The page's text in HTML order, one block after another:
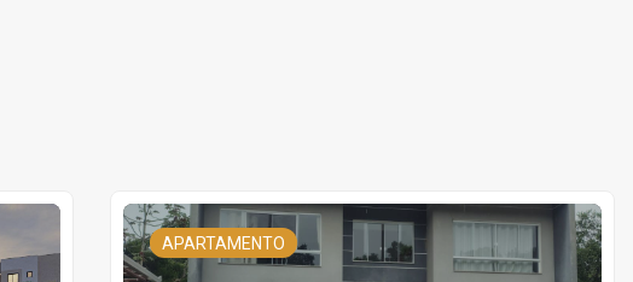
APARTAMENTO